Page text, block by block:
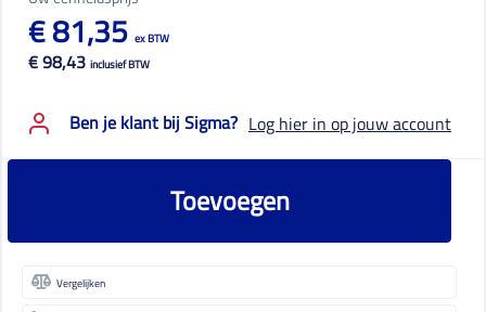
€ 98,43 inclusief BTW
€ 81,35 ex BTW
Ben je klant bij Sigma? Log hier in op jouw account
Toevoegen
Vergelijken